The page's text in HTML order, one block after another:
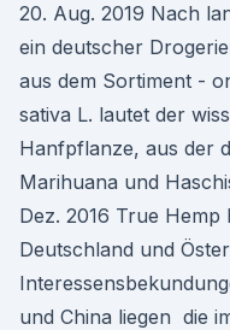
20. Aug. 2019 Nach
ein deutscher
aus dem Sortiment -
sativa L. lautet der
Hanfpflanze, aus der
Marihuana und
Dez. 2016 True
Deutschland und
und China liegen die